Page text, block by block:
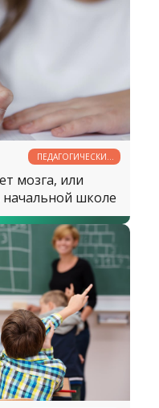
ПЕДАГОГИЧЕСКИЕ
РАЗМЫШЛЕНИЯ
или
школе